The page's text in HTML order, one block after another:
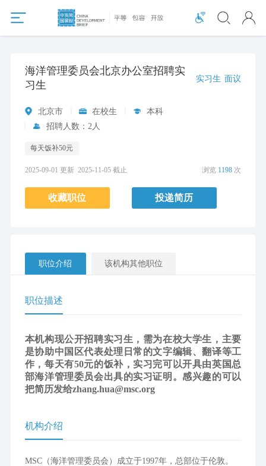
海洋管理委员会北京办公室招聘实
习生
实习生 面议
北京市 在校生
本科
招聘人数：2人
每天饭补50元
2025-09-01 更新 2025-11-05 截止 浏览 1198 次
收藏职位 投递简历
职位介绍 该机构其他职位
职位描述
本机构现公开招聘实习生，需为在校大学生，主要
是协助中国区代表处理日常的文字编辑、翻译等工
作，每天有50元的饭补，实习完可以开具由英国总
部海洋管理委员会出具的实习证明。感兴趣的可以
把简历发给zhang.hua@msc.org
机构介绍
MSC（海洋管理委员会）成立于1997年，总部位于伦敦。